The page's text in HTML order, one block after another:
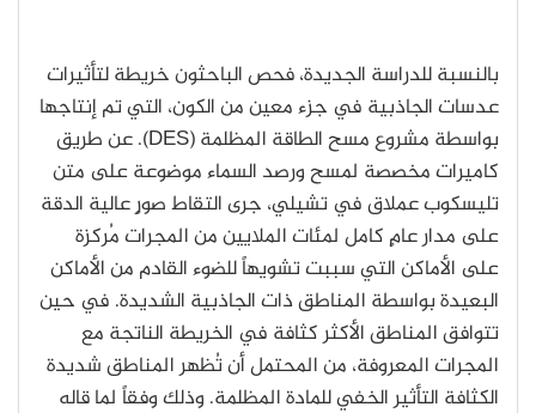
بالنسبة للدراسة الجديدة، فحص الباحثون خريطة لتأثيرات
عدسات الجاذبية في جزء معين من الكون، التي تم إنتاجها
بواسطة مشروع مسح الطاقة المظلمة (DES). عن طريق
كاميرات مخصصة لمسح ورصد السماء موضوعة على متن
تليسكوب عملاق في تشيلي، جرى التقاط صورٍ عالية الدقة
على مدار عامٍ كامل لمئات الملايين من المجرات مُركزة
على الأماكن التي سببت تشويهاً للضوء القادم من الأماكن
البعيدة بواسطة المناطق ذات الجاذبية الشديدة. في حين
تتوافق المناطق الأكثر كثافة في الخريطة الناتجة مع
المجرات المعروفة، من المحتمل أن تُظهر المناطق شديدة
الكثافة التأثير الخفي للمادة المظلمة. وذلك وفقاً لما قاله